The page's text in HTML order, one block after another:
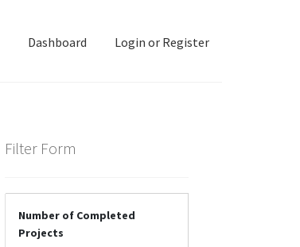
Dashboard Login or Register
Filter Form
Number of Completed
Projects